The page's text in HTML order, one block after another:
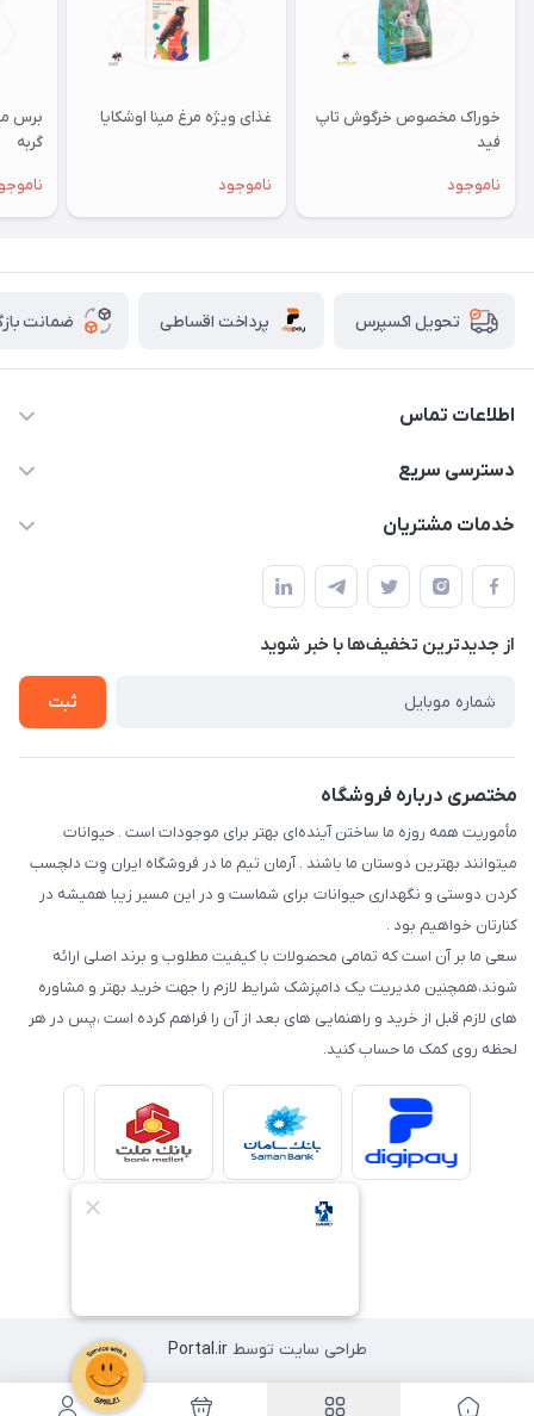
خوراک مخصوص خرگوش تاپ
فید
ناموجود
غذای ویژه مرغ مینا اوشکایا
ناموجود
برس
گربه
تحویل اکسپرس پرداخت اقساطی ضمانت
اطلاعات تماس
07154503736-09120986090
دسترسی سریع
حساب کاربری
درباره ما
تماس با ما
خدمات مشتریان
قوانین و مقررات
حفظ حریم شخصی
سوالات متداول
شرایط ارسال رایگان
از جدید‌ترین تخفیف‌ها با‌ خبر شوید
ثبت
مختصری درباره فروشگاه
مأموریت همه روزه ما ساختن آینده‌ای بهتر برای موجودات است . حیوانات
میتوانند بهترین دوستان ما باشند . آرمان تیم ما در فروشگاه ایران وِت دلچسب
کردن دوستی و نگهداری حیوانات برای شماست و در این مسیر زیبا همیشه در
کنارتان خواهیم بود .
سعی ما بر آن است که تمامی محصولات با کیفیت مطلوب و برند اصلی ارائه
شوند،همچنین مدیریت یک دامپزشک شرایط لازم را جهت خرید بهتر و مشاوره
های لازم قبل از خرید و راهنمایی های بعد از آن را فراهم کرده است ،پس در هر
لحظه روی کمک ما حساب کنید.
طراحی سایت توسطPortal.ir